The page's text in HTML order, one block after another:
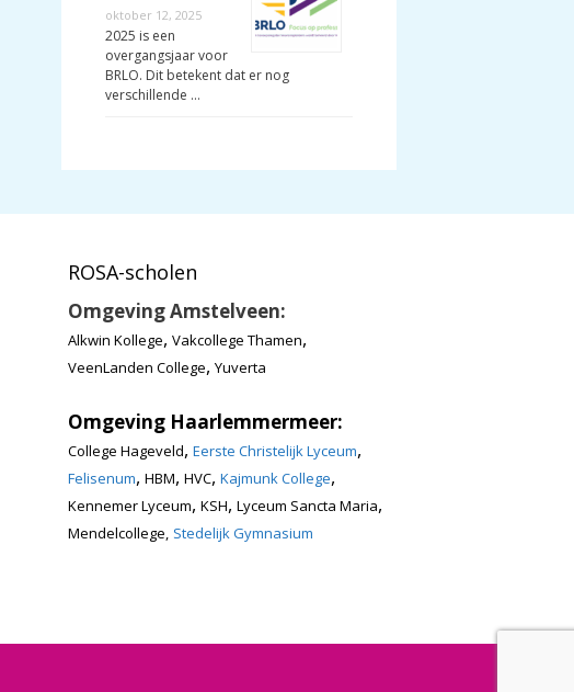
oktober 12, 2025
2025 is een
overgangsjaar voor
BRLO. Dit betekent dat er nog
verschillende …
ROSA-scholen
Omgeving Amstelveen:
Alkwin Kollege, Vakcollege Thamen,
VeenLanden College, Yuverta
Omgeving Haarlemmermeer:
College Hageveld, Eerste Christelijk Lyceum,
Felisenum, HBM, HVC, Kajmunk College,
Kennemer Lyceum, KSH, Lyceum Sancta Maria,
Mendelcollege, Stedelijk Gymnasium